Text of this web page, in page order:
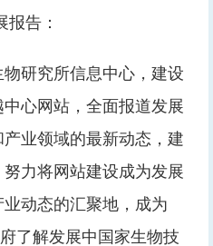
告：
研究所信息中心，建设
心网站，全面报道发展
业领域的最新动态，建
力将网站建设成为发展
动态的汇聚地，成为
了解发展中国家生物技